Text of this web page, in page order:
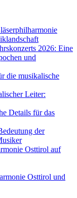
2026: Eine
und
die musikalische
Leiter:
Details für das
der
Osttirol auf
Osttirol und